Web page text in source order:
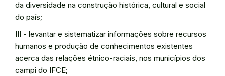
da diversidade na construção histórica, cultural e social
do país;
III - levantar e sistematizar informações sobre recursos
humanos e produção de conhecimentos existentes
acerca das relações étnico-raciais, nos municípios dos
campi do IFCE;